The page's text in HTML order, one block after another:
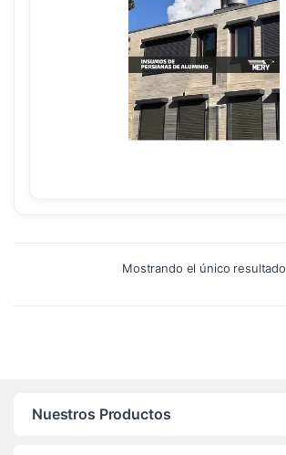
Mostrando el único resultado
Nuestros Productos